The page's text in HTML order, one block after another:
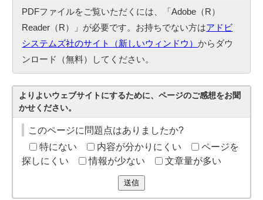
PDFファイルをご覧いただくには、「Adobe（R）
Reader（R）」が必要です。お持ちでない方はアドビ
システムズ社のサイト（新しいウィンドウ）からダウ
ンロード（無料）してください。
よりよいウェブサイトにするために、ページのご感想をお聞
かせください。
このページに問題点はありましたか?
特にない
内容が分かりにくい
ページを
探しにくい
情報が少ない 文章量が多い
送信